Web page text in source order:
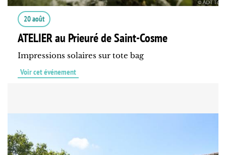
20 août
ATELIER au Prieuré de Saint-Cosme
Impressions solaires sur tote bag
Voir cet événement